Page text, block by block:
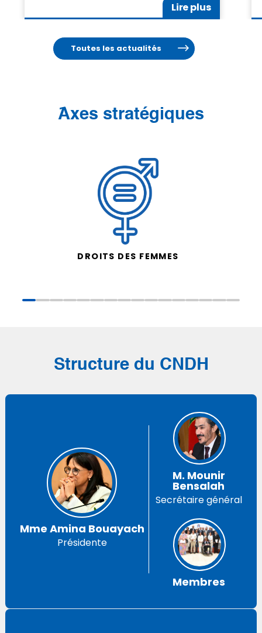
Lire plus
Toutes les actualités
َAxes stratégiques
DROITS DES FEMMES
Structure du CNDH
Mme Amina Bouayach
Présidente
M. Mounir
Bensalah
Secrétaire général
Membres